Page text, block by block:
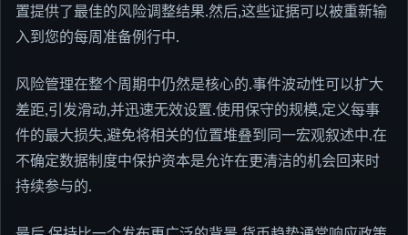
置提供了最佳的风险调整结果.然后,这些证据可以被重新输
入到您的每周准备例行中.
风险管理在整个周期中仍然是核心的.事件波动性可以扩大
差距,引发滑动,并迅速无效设置.使用保守的规模,定义每事
件的最大损失,避免将相关的位置堆叠到同一宏观叙述中.在
不确定数据制度中保护资本是允许在更清洁的机会回来时
持续参与的.